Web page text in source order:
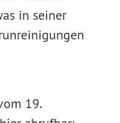
in seiner
19.